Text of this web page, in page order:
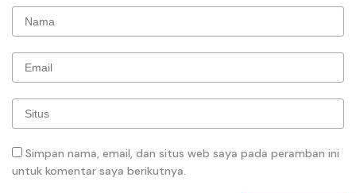
Simpan nama, email, dan situs web saya pada peramban ini
untuk komentar saya berikutnya.